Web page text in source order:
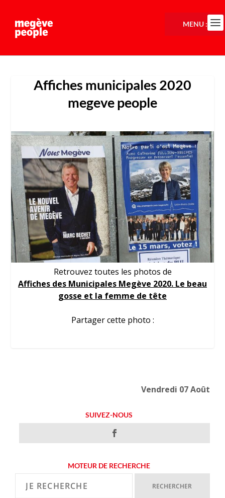
Affiches municipales 2020
megeve people
Retrouvez toutes les photos de
Affiches des Municipales Megève 2020. Le beau
gosse et la femme de tête
Partager cette photo :
Vendredi 07 Août
SUIVEZ-NOUS
MOTEUR DE RECHERCHE
MENU :